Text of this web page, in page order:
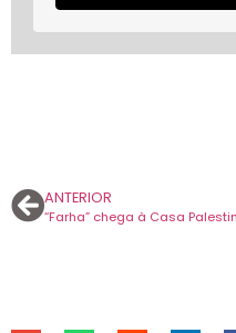
ANTERIOR